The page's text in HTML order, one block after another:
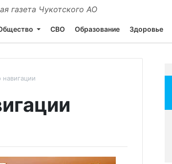
газета Чукотского АО
СВО Образование Здоровье
навигации